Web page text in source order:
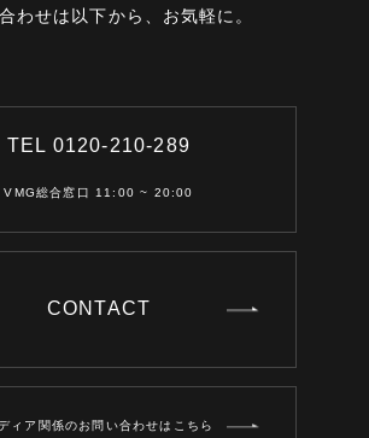
わせは以下から、お気軽に。
TEL 0120-210-289
VMG総合窓口 11:00 ~ 20:00
CONTACT
ィア関係のお問い合わせはこちら